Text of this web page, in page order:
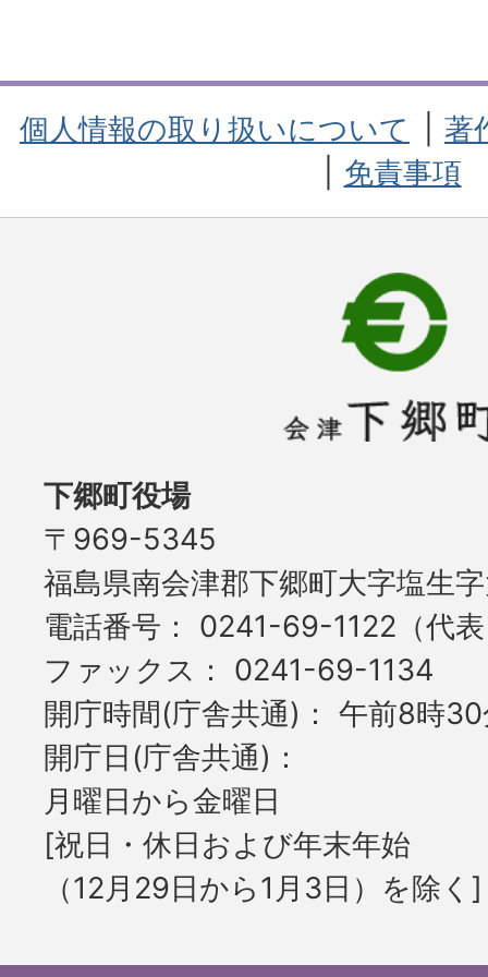
個人情報の取り扱いについて
著
免責事項
下郷町役場
〒969-5345
福島県南会津郡下郷町大字塩生
電話番号
0241-69-1122（代
ファックス
0241-69-1134
開庁時間(庁舎共通)
午前8時
開庁日(庁舎共通)
月曜日から金曜日
[祝日・休日および年末年始
（12月29日から1月3日）を除く]